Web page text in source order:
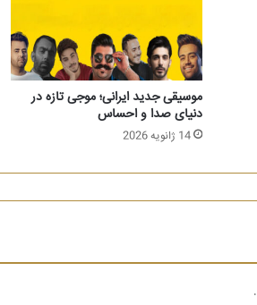
موسیقی جدید ایرانی؛ موجی تازه در
دنیای صدا و احساس
14 ژانویه 2026
.